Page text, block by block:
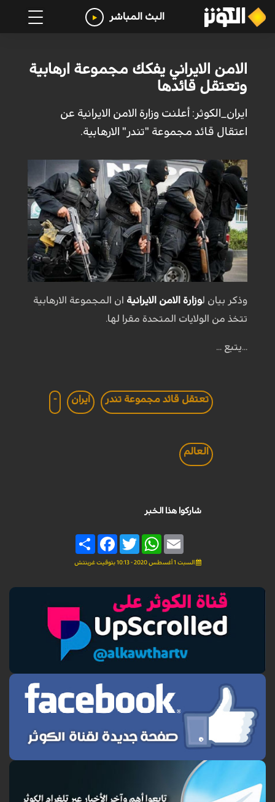
البث المباشر
الامن الايراني يفكك مجموعة ارهابية
وتعتقل قائدها
ايران_الكوثر: أعلنت وزارة الامن الايرانية عن
اعتقال قائد مجموعة "تندر" الارهابية.
وذكر بيان لوزارة الامن الايرانية ان المجموعة الارهابية
تتخذ من الولايات المتحدة مقرا لها.
...يتبع ...
تعتقل قائد مجموعة تندر ايران -
العالم
شاركوا هذا الخبر
Share
FacebookTwitter
WhatsAppEmail
السبت 1 أغسطس 2020 - 10:13 بتوقيت غرينتش